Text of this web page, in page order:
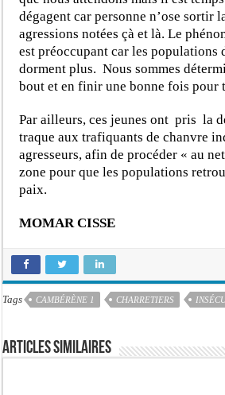
dégagent car personne n’ose sortir
agressions notées çà et là. Le
est préoccupant car les populations
dorment plus. Nous sommes
bout et en finir une bonne fois pour
Par ailleurs, ces jeunes ont pris la
traque aux trafiquants de chanvre
agresseurs, afin de procéder « au
zone pour que les populations
paix.
MOMAR CISSE
Tags CAMBÉRÈNE 1 CHARRETIERS
Articles similaires